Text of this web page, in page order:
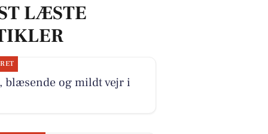
LÆSTE
blæsende og mildt vejr i